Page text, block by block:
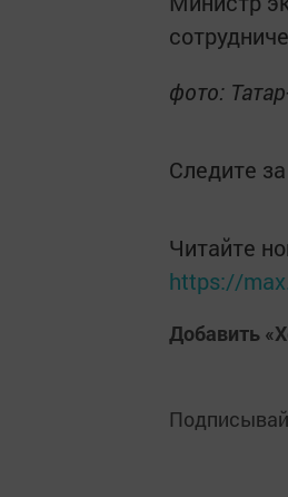
фото:
Следите
Читайте
https://
Добавить